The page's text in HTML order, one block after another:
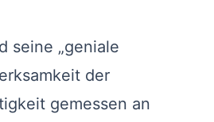
seine „geniale
der
gemessen an